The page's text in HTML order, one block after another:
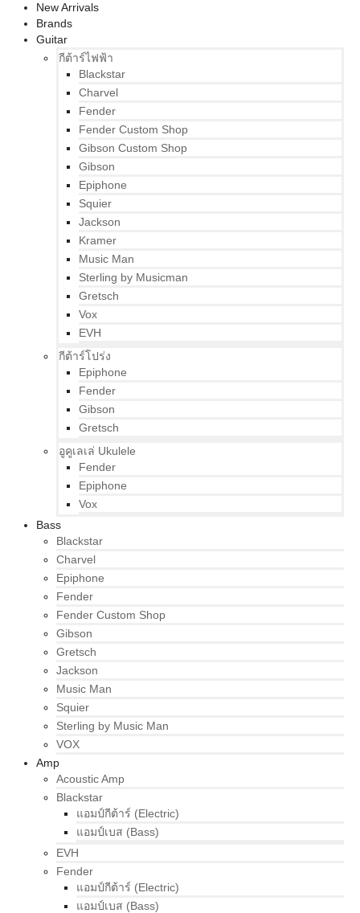
New Arrivals
Brands
Guitar
กีต้าร์ไฟฟ้า
Blackstar
Charvel
Fender
Fender Custom Shop
Gibson Custom Shop
Gibson
Epiphone
Squier
Jackson
Kramer
Music Man
Sterling by Musicman
Gretsch
Vox
EVH
กีต้าร์โปร่ง
Epiphone
Fender
Gibson
Gretsch
อูคูเลเล่ Ukulele
Fender
Epiphone
Vox
Bass
Blackstar
Charvel
Epiphone
Fender
Fender Custom Shop
Gibson
Gretsch
Jackson
Music Man
Squier
Sterling by Music Man
VOX
Amp
Acoustic Amp
Blackstar
แอมป์กีต้าร์ (Electric)
แอมป์เบส (Bass)
EVH
Fender
แอมป์กีต้าร์ (Electric)
แอมป์เบส (Bass)